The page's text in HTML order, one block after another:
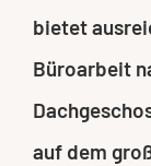
bietet
Büroarbeit
auf dem